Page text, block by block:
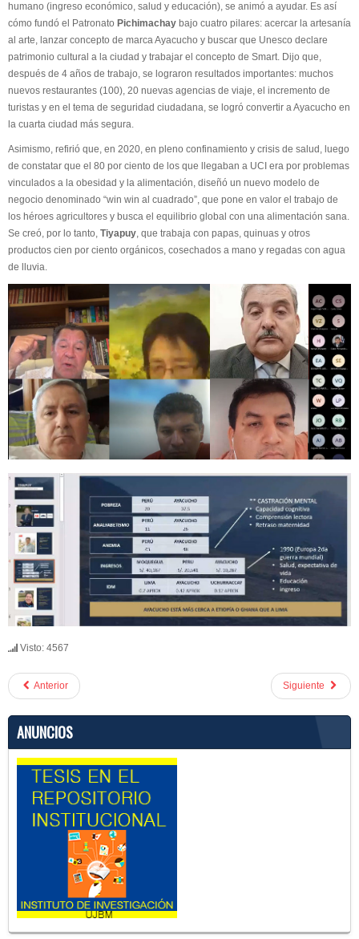
humano (ingreso económico, salud y educación), se animó a ayudar. Es así
cómo fundó el Patronato Pichimachay bajo cuatro pilares: acercar la artesanía
al arte, lanzar concepto de marca Ayacucho y buscar que Unesco declare
patrimonio cultural a la ciudad y trabajar el concepto de Smart. Dijo que,
después de 4 años de trabajo, se lograron resultados importantes: muchos
nuevos restaurantes (100), 20 nuevas agencias de viaje, el incremento de
turistas y en el tema de seguridad ciudadana, se logró convertir a Ayacucho en
la cuarta ciudad más segura.
Asimismo, refirió que, en 2020, en pleno confinamiento y crisis de salud, luego
de constatar que el 80 por ciento de los que llegaban a UCI era por problemas
vinculados a la obesidad y la alimentación, diseñó un nuevo modelo de
negocio denominado “win win al cuadrado”, que pone en valor el trabajo de
los héroes agricultores y busca el equilibrio global con una alimentación sana.
Se creó, por lo tanto, Tiyapuy, que trabaja con papas, quinuas y otros
productos cien por ciento orgánicos, cosechados a mano y regadas con agua
de lluvia.
Visto: 4567
Anterior Siguiente
ANUNCIOS